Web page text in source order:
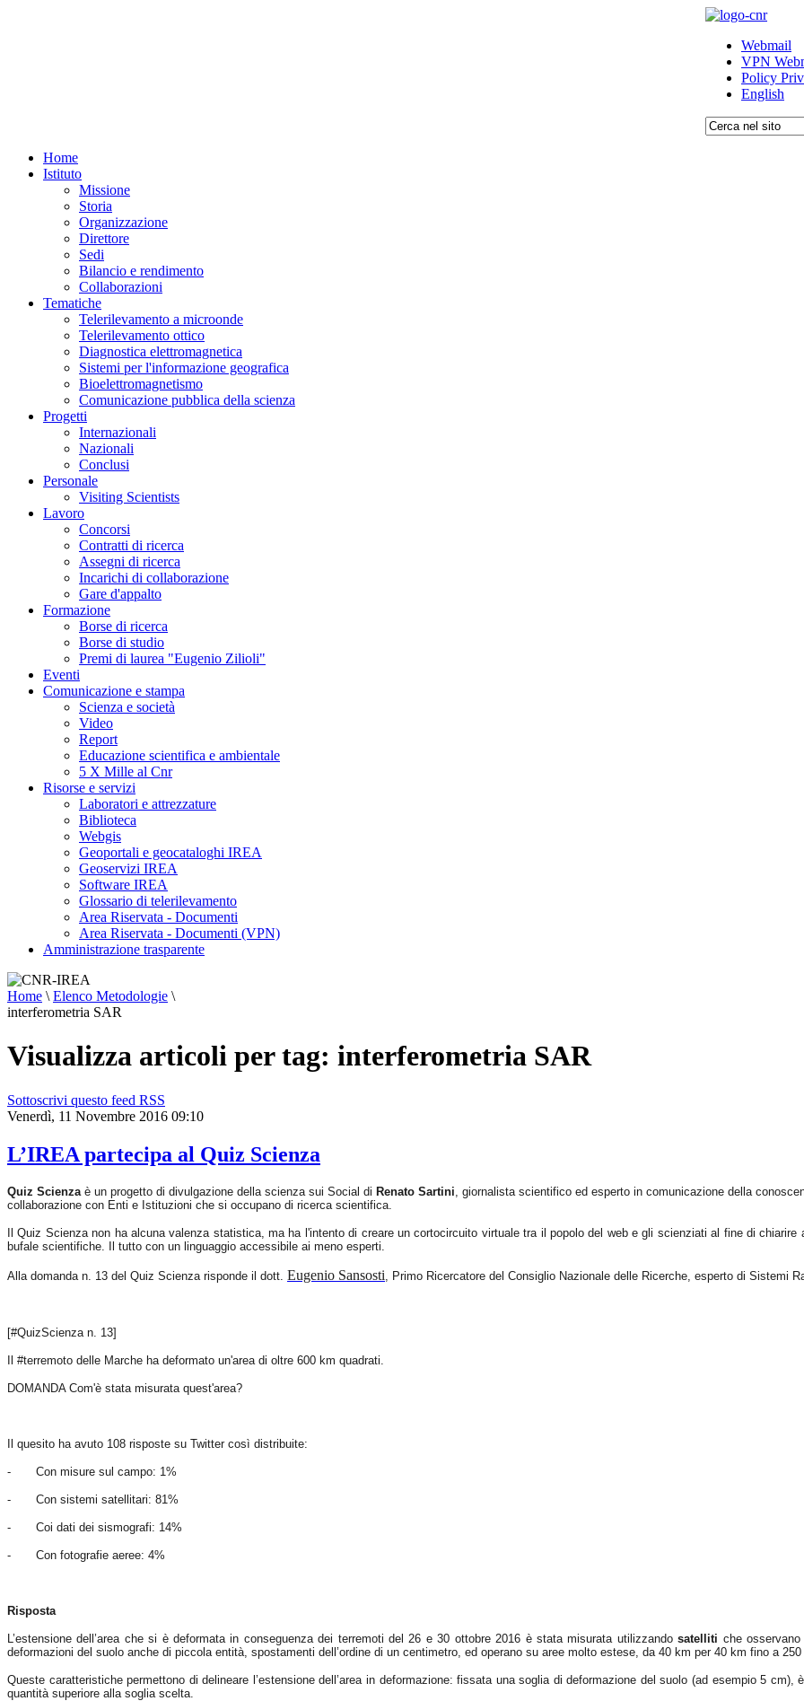
Webmail
VPN
Policy
English
Home
Istituto
Missione
Storia
Organizzazione
Direttore
Sedi
Bilancio e rendimento
Collaborazioni
Tematiche
Telerilevamento a microonde
Telerilevamento ottico
Diagnostica elettromagnetica
Sistemi per l'informazione geografica
Bioelettromagnetismo
Comunicazione pubblica della scienza
Progetti
Internazionali
Nazionali
Conclusi
Personale
Visiting Scientists
Lavoro
Concorsi
Contratti di ricerca
Assegni di ricerca
Incarichi di collaborazione
Gare d'appalto
Formazione
Borse di ricerca
Borse di studio
Premi di laurea "Eugenio Zilioli"
Eventi
Comunicazione e stampa
Scienza e società
Video
Report
Educazione scientifica e ambientale
5 X Mille al Cnr
Risorse e servizi
Laboratori e attrezzature
Biblioteca
Webgis
Geoportali e geocataloghi IREA
Geoservizi IREA
Software IREA
Glossario di telerilevamento
Area Riservata - Documenti
Area Riservata - Documenti (VPN)
Amministrazione trasparente
Home \ Elenco Metodologie \
interferometria SAR
Visualizza articoli per tag: interferometria SAR
Sottoscrivi questo feed RSS
Venerdì, 11 Novembre 2016 09:10
L’IREA partecipa al Quiz Scienza
Quiz Scienza è un progetto di divulgazione della scienza sui Social di Renato Sartini , giornalista scientifico ed esperto in comunicazione della
collaborazione con Enti e Istituzioni che si occupano di ricerca scientifica.
Il Quiz Scienza non ha alcuna valenza statistica, ma ha l'intento di creare un cortocircuito virtuale tra il popolo del web e gli scienziati al fine di
bufale scientifiche. Il tutto con un linguaggio accessibile ai meno esperti.
Alla domanda n. 13 del Quiz Scienza risponde il dott. Eugenio Sansosti , Primo Ricercatore del Consiglio Nazionale delle Ricerche, esperto di Sistemi
[#QuizScienza n. 13]
Il #terremoto delle Marche ha deformato un'area di oltre 600 km quadrati.
DOMANDA Com'è stata misurata quest'area?
Il quesito ha avuto 108 risposte su Twitter così distribuite:
- Con misure sul campo: 1%
- Con sistemi satellitari: 81%
- Coi dati dei sismografi: 14%
- Con fotografie aeree: 4%
Risposta
L’estensione dell’area che si è deformata in conseguenza dei terremoti del 26 e 30 ottobre 2016 è stata misurata utilizzandosatelliti che
deformazioni del suolo anche di piccola entità, spostamenti dell’ordine di un centimetro, ed operano su aree molto estese, da 40 km per 40 km fino a
Queste caratteristiche permettono di delineare l’estensione dell’area in deformazione: fissata una soglia di deformazione del suolo (ad esempio 5
quantità superiore alla soglia scelta.